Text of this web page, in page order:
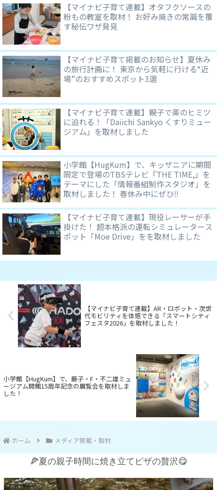
【マイナビ子育て連載】オタフクソースの
粉もの教室を取材！ お好み焼きの常識を覆
す秘伝ワザ発見
【マイナビ子育て掲載のお知らせ】夏休み
の旅行計画に！ 東京から気軽に行ける“近
場”のおすすめスポット3選
【マイナビ子育て連載】親子で薬のヒミツ
に迫れる！「Daiichi Sankyo くすりミュー
ジアム」を取材しました
小学館【HugKum】で、キッザニアに期間
限定で登場のTBSテレビ『THE TIME,』を
テーマにした「情報番組制作スタジオ」を
取材しました！ 春休み中にぜひ‼
【マイナビ子育て連載】現役レーサーが手
掛けた！ 超本格派の運転シミュレータース
ポット「Moe Drive」をを取材しました
【マイナビ子育て連載】AR・ロボット・次世
代モビリティを体感できる「スマートシティ
フェスタ2026」を取材しました！
小学館【HugKum】で、藤子・F・不二雄ミュ
ージアム開館15周年記念の展覧会を取材しま
した！
ホーム メディア掲載・取材
🍕夏の親子時間に焼き立てピザの贅沢😋